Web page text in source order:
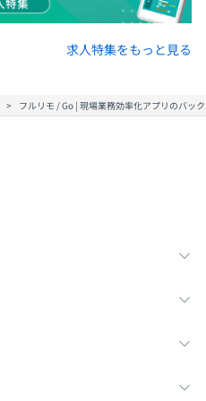
求人特集をもっと見る
フルリモ / Go | 現場業務効率化アプリのバッ